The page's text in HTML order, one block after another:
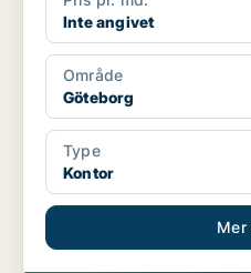
Inte angivet
Område
Göteborg
Type
Kontor
Mer